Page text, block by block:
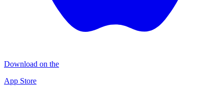
Download on the
App Store